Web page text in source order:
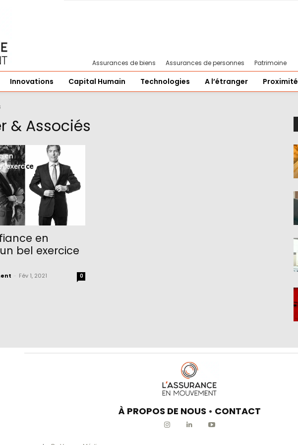
Assurances de biens Assurances de personnes Patrimoine
Innovations Capital Humain Technologies A l’étranger Proximité
& Associés
en
bel exercice
Fév 1, 2021 0
À PROPOS DE NOUS • CONTACT